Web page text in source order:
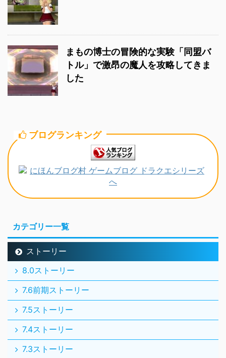
まもの博士の冒険的な実験「同盟バ
トル」で激昂の魔人を攻略してきま
した
ブログランキング
カテゴリー一覧
ストーリー
8.0ストーリー
7.6前期ストーリー
7.5ストーリー
7.4ストーリー
7.3ストーリー